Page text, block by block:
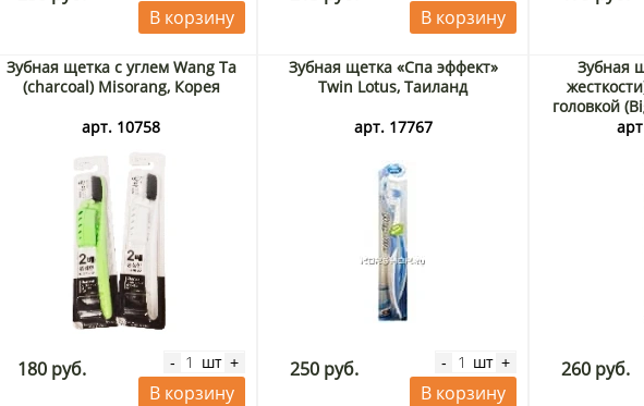
В корзину В корзину
Зубная щетка с углем Wang Ta
(charcoal) Misorang, Корея
арт. 10758
180 руб. - шт +
В корзину
Зубная щетка «Спа эффект»
Twin Lotus, Таиланд
арт. 17767
250 руб. - шт +
В корзину
Зубная
головкой
260 руб.